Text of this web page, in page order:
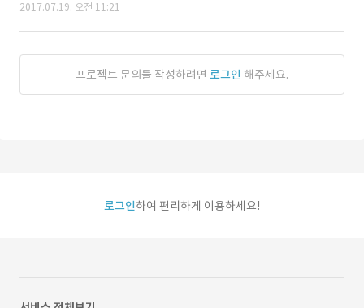
2017.07.19. 오전 11:21
프로젝트 문의를 작성하려면 로그인 해주세요.
로그인하여 편리하게 이용하세요!